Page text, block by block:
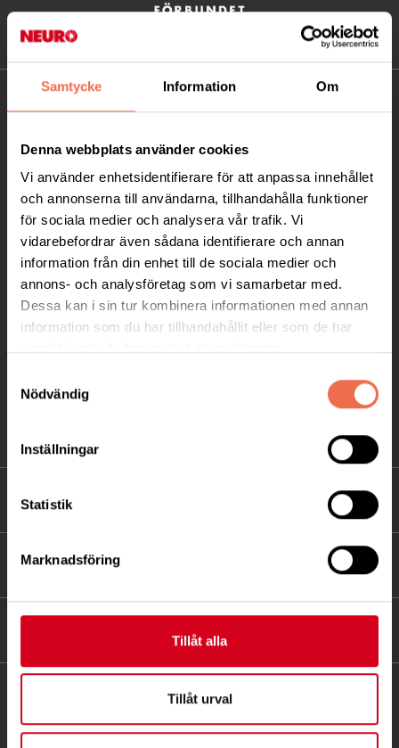
Samtycke Information Om
Denna webbplats använder cookies
Vi använder enhetsidentifierare för att anpassa innehållet
och annonserna till användarna, tillhandahålla funktioner
för sociala medier och analysera vår trafik. Vi
vidarebefordrar även sådana identifierare och annan
information från din enhet till de sociala medier och
annons- och analysföretag som vi samarbetar med.
Dessa kan i sin tur kombinera informationen med annan
information som du har tillhandahållit eller som de har
Nödvändig
Inställningar
Statistik
Marknadsföring
Tillåt alla
Tillåt urval
Besöksadress:
Ågatan 12 C, 172 62 Sundbyberg
Telefon: 08-677 70 10
Postadress:
Box 4086
171 04 Solna
info@neuro.se
PG 90 10 07-5 | BG 901-0075 | Swishgåva 90 100
FÖRDJUPNING
FÖR MEDLEMMAR